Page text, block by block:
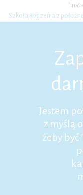
Szkoła Rodzenia z
Jestem
z myślą
żeby